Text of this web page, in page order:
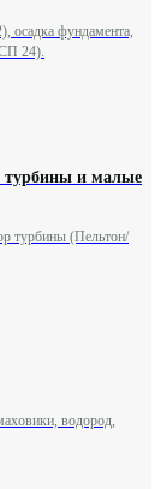
осадка фундамента,
24).
турбины и малые
турбины (Пельтон/
водород,